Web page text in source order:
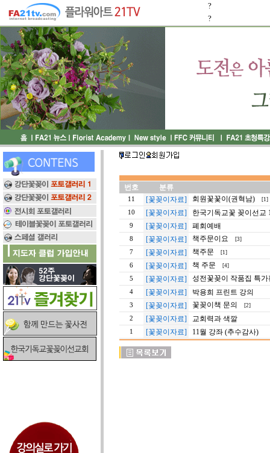
?
?
번호 분류
11 [꽃꽂이자료] 회원꽃꽃이(권혁남) [1]
10 [꽃꽂이자료] 한국기독교꽃 꽂이선교
9 [꽃꽂이자료] 폐회예배
8 [꽃꽂이자료] 책주문이요 [3]
7 [꽃꽂이자료] 책주문 [1]
6 [꽃꽂이자료] 책 주문 [4]
5 [꽃꽂이자료] 성전꽃꽂이 작품집 특가
4 [꽃꽂이자료] 박용희 프린트 강의
3 [꽃꽂이자료] 꽃꽂이책 문의 [2]
2 [꽃꽂이자료] 교회력과 색깔
1 [꽃꽂이자료] 11월 강좌 (추수감사)